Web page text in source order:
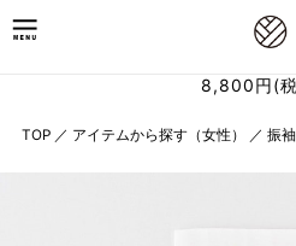
8,800円(
TOP ／ アイテムから探す（女性） ／ 振袖